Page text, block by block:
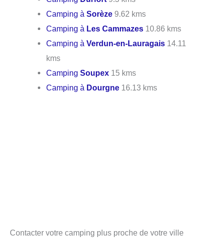
Camping àSorèze 9.62 kms
Camping à Les Cammazes 10.86 kms
Camping àVerdun-en-Lauragais 14.11
kms
CampingSoupex 15 kms
Camping à Dourgne 16.13 kms
Contacter votre camping plus proche de votre ville